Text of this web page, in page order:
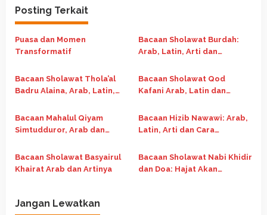
g
a
s
p
o
s
Posting Terkait
Puasa dan Momen
Transformatif
Bacaan Sholawat Burdah:
Arab, Latin, Arti dan
Bacaan Sholawat Thola’al
Badru Alaina, Arab, Latin,
Bacaan Sholawat Qod
Kafani Arab, Latin dan
Bacaan Mahalul Qiyam
Simtudduror, Arab dan
Bacaan Hizib Nawawi: Arab,
Latin, Arti dan Cara
Bacaan Sholawat Basyairul
Khairat Arab dan Artinya
Bacaan Sholawat Nabi Khidir
dan Doa: Hajat Akan
Jangan Lewatkan